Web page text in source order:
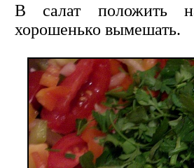
В салат положить
хорошенько вымешать.